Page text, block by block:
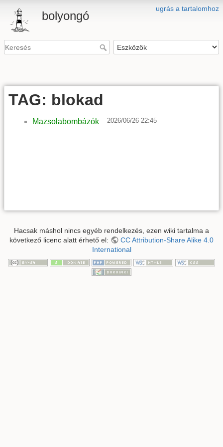
ugrás a tartalomhoz
bolyongó
TAG: blokad
Mazsolabombázók 2026/06/26 22:45
Hacsak máshol nincs egyéb rendelkezés, ezen wiki tartalma a
következő licenc alatt érhető el:
CC Attribution-Share Alike 4.0
International